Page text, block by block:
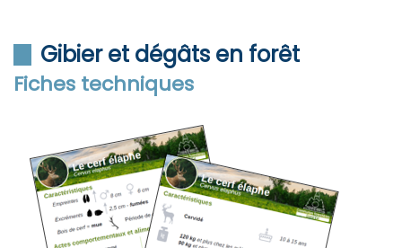
Gibier et dégâts en forêt
Fiches techniques